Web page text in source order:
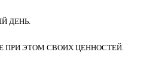
ДЕНЬ.
ПРИ ЭТОМ СВОИХ ЦЕННОСТЕЙ.